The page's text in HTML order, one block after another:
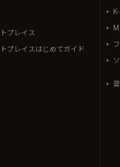
プレイス
プレイスはじめてガイド